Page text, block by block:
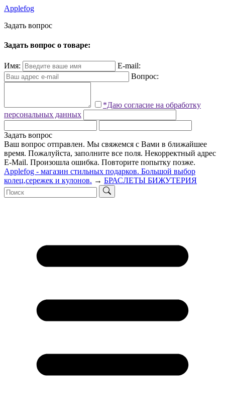
Applefog
Задать вопрос
Задать вопрос о товаре:
Имя:
E-mail:
Вопрос:
*Даю согласие на обработку
персональных данных
Задать вопрос
Ваш вопрос отправлен. Мы свяжемся с Вами в ближайшее
время. Пожалуйста, заполните все поля. Некорректный адрес
E-Mail. Произошла ошибка. Повторите попытку позже.
Applefog - магазин стильных подарков. Большой выбор
колец,сережек и кулонов. → БРАСЛЕТЫ БИЖУТЕРИЯ